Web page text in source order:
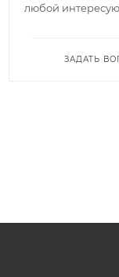
любой
ЗАДАТЬ